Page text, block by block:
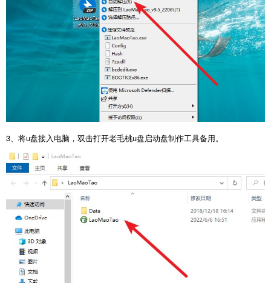
3、将u盘接入电脑，双击打开老毛桃u盘启动盘制作工具备用。